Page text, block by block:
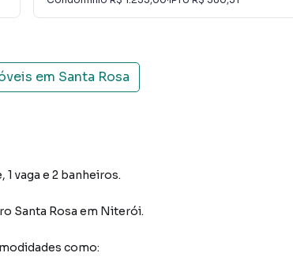
em Santa Rosa
vaga e 2 banheiros.
Santa Rosa em Niterói.
como: